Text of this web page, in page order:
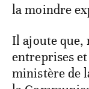
la moindre
Il ajoute que,
entreprises
ministère de